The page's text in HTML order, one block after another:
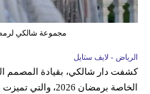
مجموعة شالكي لرمضان 2026 - الصورة
الرياض - لايف ستايل
كشفت دار شالكي، بقيادة المصمم
الخاصة برمضان